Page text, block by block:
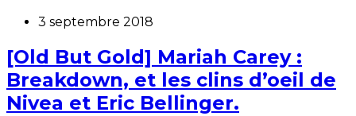
3 septembre 2018
[Old But Gold] Mariah Carey :
Breakdown, et les clins d’oeil de
Nivea et Eric Bellinger.